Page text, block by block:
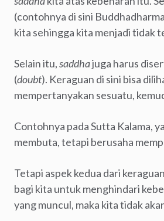
(contohnya di sini
kita sehingga kita menjadi tidak
Selain itu,saddhajuga harus
(doubt). Keraguan di sini bisa
mempertanyakan sesuatu,
Contohnya pada Sutta Kalama,
membuta, tetapi berusaha
Tetapi aspek kedua dari
bagi kita untuk menghindari
yang muncul, maka kita tidak